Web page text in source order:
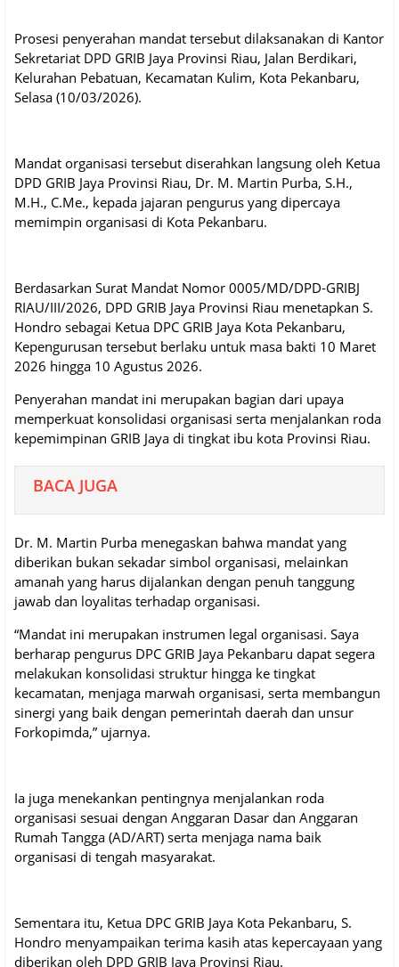
Prosesi penyerahan mandat tersebut dilaksanakan di Kantor
Sekretariat DPD GRIB Jaya Provinsi Riau, Jalan Berdikari,
Kelurahan Pebatuan, Kecamatan Kulim, Kota Pekanbaru,
Selasa (10/03/2026).
Mandat organisasi tersebut diserahkan langsung oleh Ketua
DPD GRIB Jaya Provinsi Riau, Dr. M. Martin Purba, S.H.,
M.H., C.Me., kepada jajaran pengurus yang dipercaya
memimpin organisasi di Kota Pekanbaru.
Berdasarkan Surat Mandat Nomor 0005/MD/DPD-GRIBJ
RIAU/III/2026, DPD GRIB Jaya Provinsi Riau menetapkan S.
Hondro sebagai Ketua DPC GRIB Jaya Kota Pekanbaru,
Kepengurusan tersebut berlaku untuk masa bakti 10 Maret
2026 hingga 10 Agustus 2026.
Penyerahan mandat ini merupakan bagian dari upaya
memperkuat konsolidasi organisasi serta menjalankan roda
kepemimpinan GRIB Jaya di tingkat ibu kota Provinsi Riau.
BACA JUGA
Dr. M. Martin Purba menegaskan bahwa mandat yang
diberikan bukan sekadar simbol organisasi, melainkan
amanah yang harus dijalankan dengan penuh tanggung
jawab dan loyalitas terhadap organisasi.
“Mandat ini merupakan instrumen legal organisasi. Saya
berharap pengurus DPC GRIB Jaya Pekanbaru dapat segera
melakukan konsolidasi struktur hingga ke tingkat
kecamatan, menjaga marwah organisasi, serta membangun
sinergi yang baik dengan pemerintah daerah dan unsur
Forkopimda,” ujarnya.
Ia juga menekankan pentingnya menjalankan roda
organisasi sesuai dengan Anggaran Dasar dan Anggaran
Rumah Tangga (AD/ART) serta menjaga nama baik
organisasi di tengah masyarakat.
Sementara itu, Ketua DPC GRIB Jaya Kota Pekanbaru, S.
Hondro menyampaikan terima kasih atas kepercayaan yang
diberikan oleh DPD GRIB Jaya Provinsi Riau.